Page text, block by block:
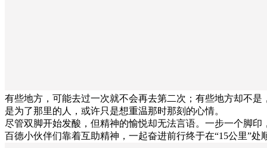
有些地方，可能去过一次就不会再去第二次；有些地方却不是
是为了那里的人，或许只是想重温那时那刻的心情。
尽管双脚开始发酸，但精神的愉悦却无法言语。一步一个脚印
百德小伙伴们靠着互助精神，一起奋进前行终于在“15公里”处